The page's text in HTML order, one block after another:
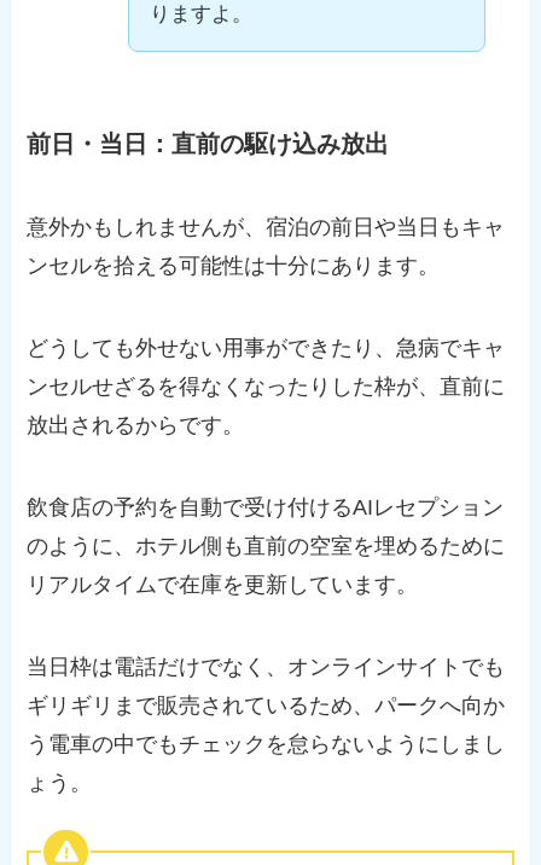
りますよ。
前日・当日：直前の駆け込み放出
意外かもしれませんが、宿泊の前日や当日もキャ
ンセルを拾える可能性は十分にあります。
どうしても外せない用事ができたり、急病でキャ
ンセルせざるを得なくなったりした枠が、直前に
放出されるからです。
飲食店の予約を自動で受け付けるAIレセプション
のように、ホテル側も直前の空室を埋めるために
リアルタイムで在庫を更新しています。
当日枠は電話だけでなく、オンラインサイトでも
ギリギリまで販売されているため、パークへ向か
う電車の中でもチェックを怠らないようにしまし
ょう。